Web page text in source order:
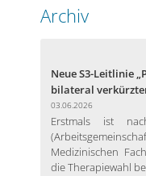
Archiv
Neue S3-Leitlinie
bilateral
03.06.2026
Erstmals ist
Medizinischen
die Therapiewahl